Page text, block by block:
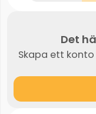
Det
Skapa ett